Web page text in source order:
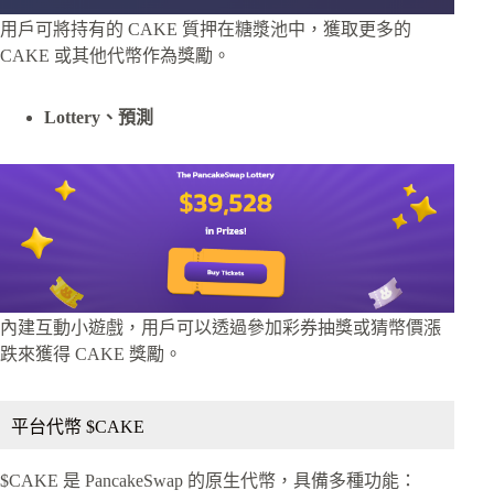
用戶可將持有的 CAKE 質押在糖漿池中，獲取更多的
CAKE 或其他代幣作為獎勵。
Lottery、預測
內建互動小遊戲，用戶可以透過參加彩券抽獎或猜幣價漲
跌來獲得 CAKE 獎勵。
平台代幣 $CAKE
$CAKE 是 PancakeSwap 的原生代幣，具備多種功能：